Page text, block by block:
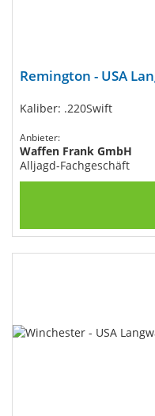
Remington - USA
Kaliber: .220Swift
Anbieter:
Waffen Frank GmbH
Alljagd-Fachgeschäft